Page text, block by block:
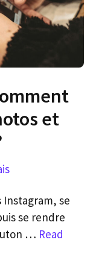
et
se
se rendre
… Read